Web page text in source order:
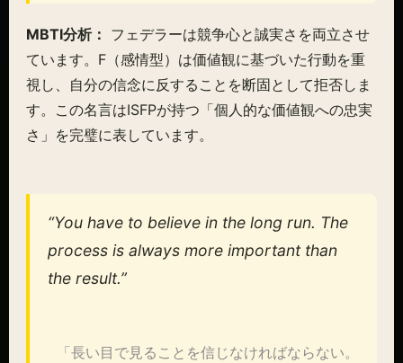
MBTI分析： フェデラーは競争心と誠実さを両立させ
ています。F（感情型）は価値観に基づいた行動を重
視し、自分の信念に反することを断固として拒否しま
す。この名言はISFPが持つ「個人的な価値観への忠実
さ」を完璧に表しています。
“You have to believe in the long run. The
process is always more important than
the result.”
「長い目で見ることを信じなければならない。